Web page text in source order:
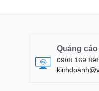
Quảng
0908 169